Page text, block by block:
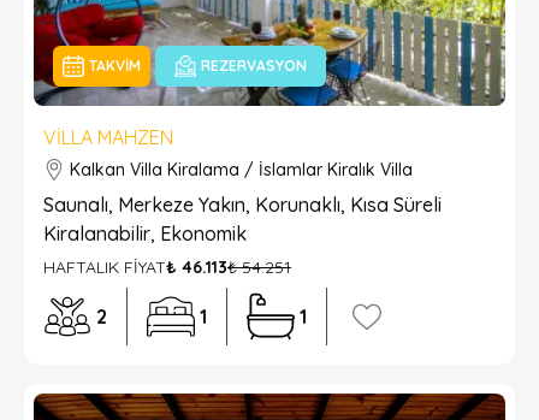
TAKVIM REZERVASYON
VILLA MAHZEN
Kalkan Villa Kiralama / İslamlar Kiralık Villa
Saunalı, Merkeze Yakın, Korunaklı, Kısa Süreli
Kiralanabilir, Ekonomik
HAFTALIK FİYAT₺ 46.113₺ 54.251
2 1 1